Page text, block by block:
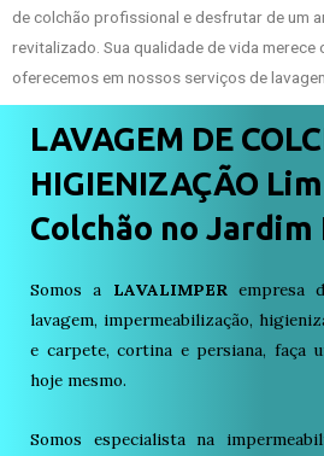
de colchão profissional e desfrutar de um
revitalizado. Sua qualidade de vida merece
oferecemos em nossos serviços de
LAVAGEM DE
HIGIENIZAÇÃO
Colchão no
Somos a LAVALIMPER empresa
lavagem, impermeabilização,
e carpete, cortina e persiana, faça
hoje mesmo.
Somos especialista na